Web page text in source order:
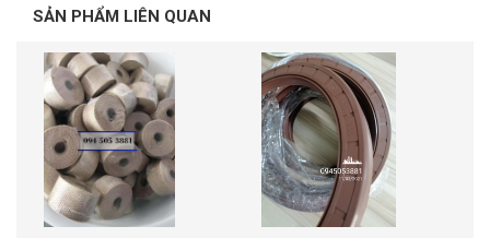
SẢN PHẨM LIÊN QUAN